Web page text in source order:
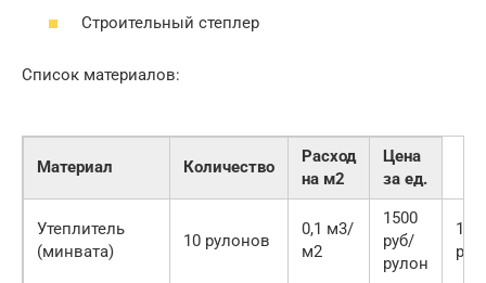
Строительный степлер
Список материалов:
Материал Количество
Расход
на м2
Цена
за ед.
Утеплитель
(минвата)
10 рулонов
0,1 м3/
м2
1500
руб/
рулон
руб